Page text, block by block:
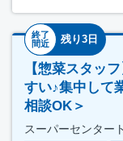
終了
間近
残り3日
【惣菜スタッ
すい♪集中して
相談OK＞
スーパーセンター